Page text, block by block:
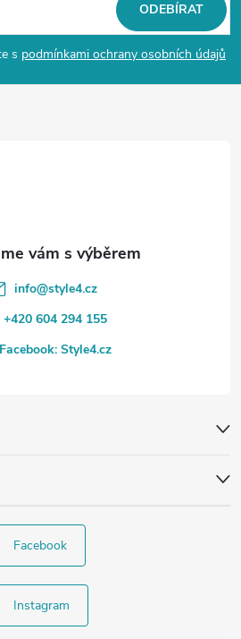
s podmínkami ochrany osobních údajů
ODEBÍRAT
info@style4.cz
+420 604 294 155
Facebook: Style4.cz
Facebook
Instagram